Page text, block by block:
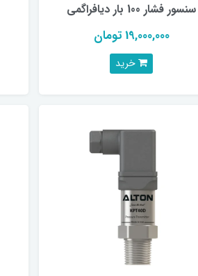
سنسور فشار 100 بار دیافراگمی
19,000,000 تومان
خرید